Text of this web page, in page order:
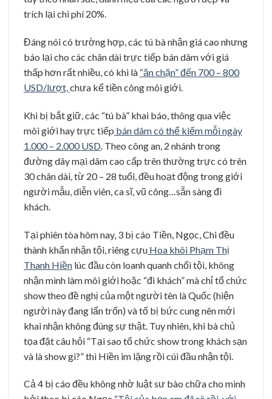
trích lại chi phí 20%.
Đáng nói có trường hợp, các tú bà nhận giá cao nhưng
báo lại cho các chân dài trực tiếp bán dâm với giá
thấp hơn rất nhiều, có khi là “ăn chặn” đến 700 – 800
USD/lượt,chưa kể tiền công môi giới.
Khi bị bắt giữ, các “tú bà” khai báo, thông qua việc
môi giới hay trực tiếp bán dâm có thể kiếm mỗi ngày
1.000 – 2.000 USD . Theo công an, 2 nhánh trong
đường dây mại dâm cao cấp trên thường trực có trên
30 chân dài, từ 20 – 28 tuổi, đều hoạt động trong giới
người mẫu, diễn viên, ca sĩ, vũ công…sẵn sàng đi
khách.
Tại phiên tòa hôm nay, 3 bị cáo Tiền, Ngọc, Chi đều
thành khẩn nhận tội, riêng cựu Hoa khôi Phạm Thị
Thanh Hiền lúc đầu còn loanh quanh chối tội, không
nhận mình làm môi giới hoặc “đi khách” mà chỉ tổ chức
show theo đề nghị của một người tên là Quốc (hiện
người này đang lẩn trốn) và tố bị bức cung nên mới
khai nhận không đúng sự thật. Tuy nhiên, khi bà chủ
tọa đặt câu hỏi “Tại sao tổ chức show trong khách sạn
và là show gì?” thì Hiền im lặng rồi cúi đầu nhận tội.
Cả 4 bị cáo đều không nhờ luật sư bào chữa cho mình